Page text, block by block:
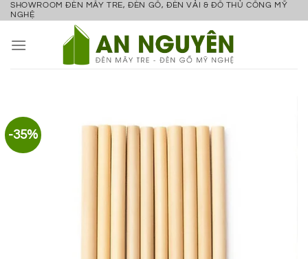
Bỏ
nội
SHOWROOM ĐÈN MÂY TRE, ĐÈN GỖ, ĐÈN VẢI & ĐỒ THỦ CÔNG MỸ
NGHỆ
-35%